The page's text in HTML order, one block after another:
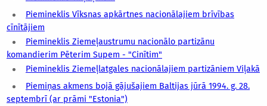
Piemineklis Vīksnas apkārtnes nacionālajiem brīvības
cīnītājiem
Piemineklis Ziemeļaustrumu nacionālo partizānu
komandierim Pēterim Supem - "Cinītim"
Piemineklis Ziemeļlatgales nacionālajiem partizāniem Viļakā
Piemiņas akmens bojā gājušajiem Baltijas jūrā 1994. g. 28.
septembrī (ar prāmi "Estonia")